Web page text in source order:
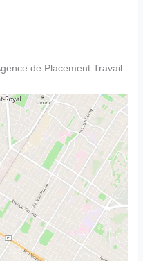
de Placement Travail